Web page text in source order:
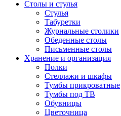
Столы и стулья
Стулья
Табуретки
Журнальные столики
Обеденные столы
Письменные столы
Хранение и организация
Полки
Стеллажи и шкафы
Тумбы прикроватные
Тумбы под ТВ
Обувницы
Цветочница